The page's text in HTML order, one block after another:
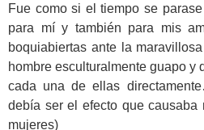
Fue como si el tiempo se
para mí y también para mis
boquiabiertas ante la
hombre esculturalmente guapo y
cada una de ellas
debía ser el efecto que causaba
mujeres)